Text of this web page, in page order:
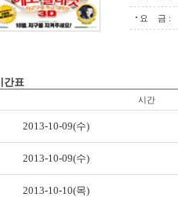
요 금 :
간표
시간
2013-10-09(수)
2013-10-09(수)
2013-10-10(목)